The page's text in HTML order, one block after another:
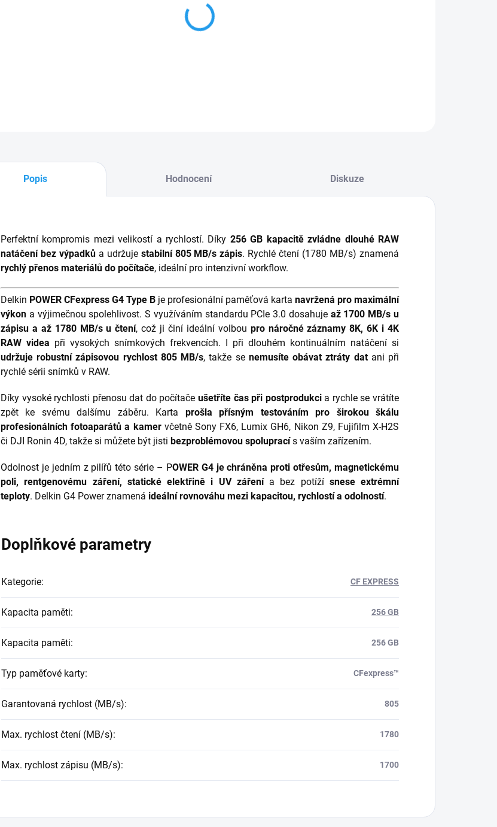
MOŽNOSTI DORUČENÍ
Popis Hodnocení Diskuze
Perfektní kompromis mezi velikostí a rychlostí. Díky 256 GB kapacitě zvládne dlouhé RAW
natáčení bez výpadkůa udržuje stabilní 805 MB/s zápis. Rychlé čtení (1780 MB/s) znamená
rychlý přenos materiálů do počítače, ideální pro intenzivní workflow.
Delkin POWER CFexpress G4 Type B je profesionální paměťová karta navržená pro maximální
výkon a výjimečnou spolehlivost. S využíváním standardu PCIe 3.0 dosahuje až 1700 MB/s u
zápisu a až 1780 MB/s u čtení, což ji činí ideální volbou pro náročné záznamy 8K, 6K i 4K
RAW videa při vysokých snímkových frekvencích. I při dlouhém kontinuálním natáčení si
udržuje robustní zápisovou rychlost 805 MB/s, takže se nemusíte obávat ztráty datani při
rychlé sérii snímků v RAW.
Díky vysoké rychlosti přenosu dat do počítače ušetříte čas při postprodukcia rychle se vrátíte
zpět ke svému dalšímu záběru. Karta prošla přísným testováním pro širokou škálu
profesionálních fotoaparátů a kamervčetně Sony FX6, Lumix GH6, Nikon Z9, Fujifilm X-H2S
či DJI Ronin 4D, takže si můžete být jisti bezproblémovou spolupracís vaším zařízením.
Odolnost je jedním z pilířů této série – POWER G4 je chráněna proti otřesům, magnetickému
poli, rentgenovému záření, statické elektřině i UV zářenía bez potíží snese extrémní
teploty. Delkin G4 Power znamená ideální rovnováhu mezi kapacitou, rychlostí a odolností.
Doplňkové parametry
Kategorie: CF EXPRESS
Kapacita paměti: 256 GB
Kapacita paměti: 256 GB
Typ paměťové karty: CFexpress™
Garantovaná rychlost (MB/s): 805
Max. rychlost čtení (MB/s): 1780
Max. rychlost zápisu (MB/s): 1700